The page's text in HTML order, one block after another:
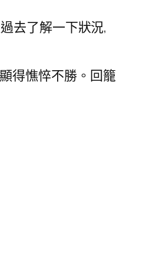
去了解一下狀況,
得憔悴不勝。回籠